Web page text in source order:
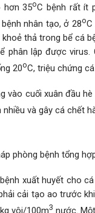
hơn 35oC bệnh rất ít
nhân tạo, ở 28oC
thả trong bể cá
phân lập được
20oC, triệu chứng
vào cuối xuân đầu
nhiều và gây cá chết
phòng bệnh tổng
xuất huyết cho
cải tạo ao trước
vôi/100m3 nước.